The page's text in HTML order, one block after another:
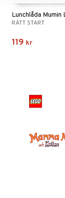
RÄTT START
119 kr